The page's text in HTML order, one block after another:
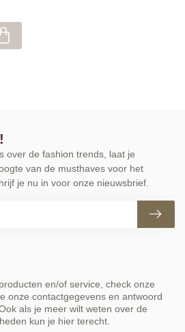
en/of service, check onze
onze contactgegevens en antwoord
als je meer wilt weten over de
kun je hier terecht.
over de fashion trends, laat je
van de musthaves voor het
je nu in voor onze nieuwsbrief.